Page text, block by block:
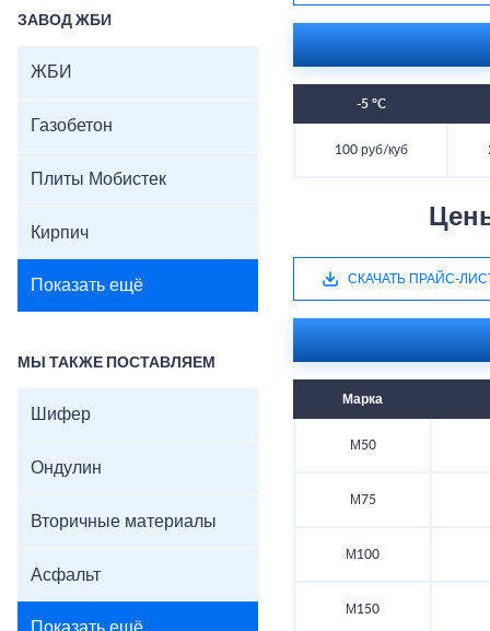
ЗАВОД ЖБИ
ЖБИ
Газобетон
Плиты Мобистек
Кирпич
Показать ещё
МЫ ТАКЖЕ ПОСТАВЛЯЕМ
Шифер
Ондулин
Вторичные материалы
Асфальт
-5 °C
100 руб/куб
СКАЧАТЬ ПРАЙС-
Марка
М50
М75
М100
М150